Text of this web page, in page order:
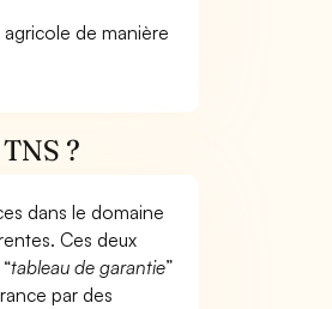
de manière
?
dans le domaine
Ces deux
tableau de garantie”
par des